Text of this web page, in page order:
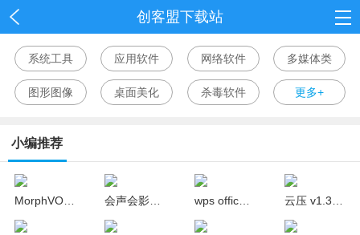
创客盟下载站
首页
网游
系统工具 应用软件 网络软件 多媒体类
图形图像 桌面美化 杀毒软件 更多+
小编推荐
MorphVOX Pro中文版(变声器) v4.4.65 完美版 会声会影x10 32位/64位中文版(视频制作软件) wps office 2018官方下载 v10.1.0.7311 个人版